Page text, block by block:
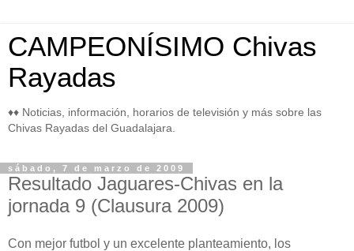
CAMPEONÍSIMO Chivas
Rayadas
♦♦ Noticias, información, horarios de televisión y más sobre las
Chivas Rayadas del Guadalajara.
sábado, 7 de marzo de 2009
Resultado Jaguares-Chivas en la
jornada 9 (Clausura 2009)
Con mejor futbol y un excelente planteamiento, los